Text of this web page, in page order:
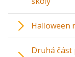
Halloween
Druhá